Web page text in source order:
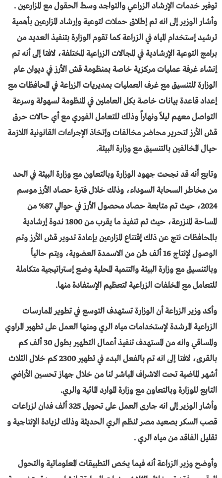
توفير خدمات الإرشاد الزراعي والتواجد وسط الحقول مع المزارعين .
وأشار الوزير إلى انه تم إطلاق حملات لتوعية وإرشاد المزارعين بأهمية
ترشيد إستخدام المياه في الزراعة كما تقوم الوزارة بتنفيذ العديد من
برامج التوعية الإرشادية في المجالات الزراعية المختلفة، لافتا إلى أنه تم
إنشاء غرفة عمليات مركزية خاصة بمنظومة قش الأرز في ديوان عام
الوزارة للتنسيق مع غرف العمليات بمديريات الزراعة في المحافظات مع
إعداد قاعدة بيانات خاصة بكل العاملين في المنظومة لسهولة وسرعة
التواصل معهم ليلاً ونهاراً وذلك للتعامل الفوري مع أي حالات حرق
قش الأرز لتحرير محاضر مخالفات وإتخاذ الإجراءات القانونية اللازمة
حيال المخالفين بالتنسيق مع وزارة البيئة.
وتابع أنه قد نجحت جهود الوزارة وبالتعاون مع وزارة البيئة في الحد
من مخاطر السحابة السوداء، وذلك خلال فترة حصاد الأرز موسم
2024، حيث تم متابعة حصاد محصول الأرز في حوالي 87% من
المساحة المنزرعة، حيث تم تنفيذ ما يقرب من 1800 ندوة إرشادية
بالمحافظات نتج عن ذلك إقتناع المزارعين بإعادة تدوير قش الأرز وتم
الوصول لإنتاج 16 ألف طن من الاسمدة العضوية، ويتم حالياً
وبالتنسيق مع وزارة البيئة والتنمية المحلية وضع إستراتيجية متكاملة
للتعامل مع المخلفات الزراعية لتعظيم الإستفادة منها.
وأكد وزير الزراعة أن الوزارة تستهدف التوسع في تطوير الممارسات
الزراعية المرشدة لإستخدامات مياه الري ومنها العمل على تطهير المراوي
والمساقي وانه من المستهدف تنفيذ أعمال التطهير بطول 30 ألف كم
بالقرى، لافتا إلى انه تم بالفعل البدء في تطهير 2300 كم خلال الثلاث
أشهر الماضية تحت الاشراف المباشر لنا من خلال جهاز تحسين الأراضي
التابع للوزارة وبالتعاون مع وزارة الموارد المائية والري.
وأشار الوزير إلى انه جارى العمل على تحويل 325 ألف فدان لزراعات
قصب السكر بصعيد مصر لنظم الري الحديثة وذلك لزيادة الإنتاجية و
تقليل الفاقد من مياه الري .
وأوضح وزير الزراعة أنه فيما يخص التطبيقات المعلوماتية والتحول